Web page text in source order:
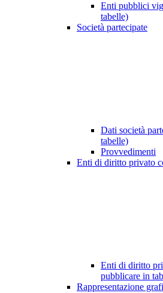
Enti pubblici
tabelle)
Società partecipate
Dati società
tabelle)
Provvedimenti
Enti di diritto privato
Enti di diritto
pubblicare in
Rappresentazione